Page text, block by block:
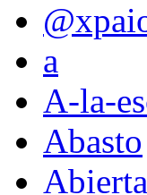
a
A-la-
Abasto
Abierta